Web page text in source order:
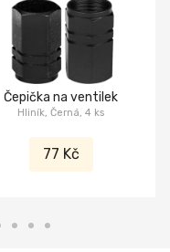
Čepička na ventilek
Hliník, Černá, 4 ks
77 Kč